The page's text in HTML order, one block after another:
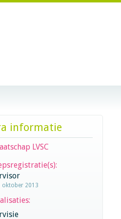
informatie
LVSC
oktober 2013